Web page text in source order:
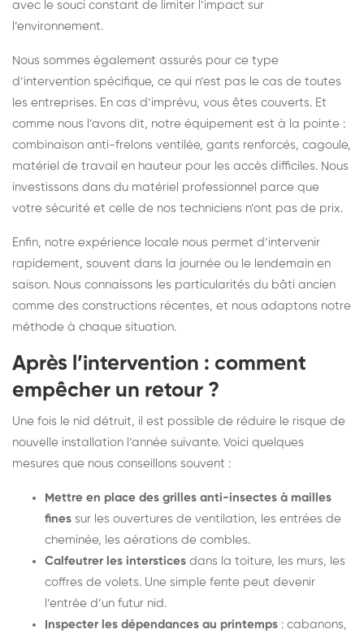
avec le souci constant de limiter l’impact sur
l’environnement.
Nous sommes également assurés pour ce type
d’intervention spécifique, ce qui n’est pas le cas de toutes
les entreprises. En cas d’imprévu, vous êtes couverts. Et
comme nous l’avons dit, notre équipement est à la pointe :
combinaison anti-frelons ventilée, gants renforcés, cagoule,
matériel de travail en hauteur pour les accès difficiles. Nous
investissons dans du matériel professionnel parce que
votre sécurité et celle de nos techniciens n’ont pas de prix.
Enfin, notre expérience locale nous permet d’intervenir
rapidement, souvent dans la journée ou le lendemain en
saison. Nous connaissons les particularités du bâti ancien
comme des constructions récentes, et nous adaptons notre
méthode à chaque situation.
Après l’intervention : comment
empêcher un retour ?
Une fois le nid détruit, il est possible de réduire le risque de
nouvelle installation l’année suivante. Voici quelques
mesures que nous conseillons souvent :
Mettre en place des grilles anti-insectes à mailles
fines sur les ouvertures de ventilation, les entrées de
cheminée, les aérations de combles.
Calfeutrer les interstices dans la toiture, les murs, les
coffres de volets. Une simple fente peut devenir
l’entrée d’un futur nid.
Inspecter les dépendances au printemps : cabanons,